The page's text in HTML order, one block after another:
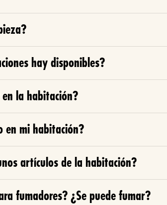
hay disponibles?
la habitación?
en mi habitación?
artículos de la habitación?
fumadores? ¿Se puede fumar?